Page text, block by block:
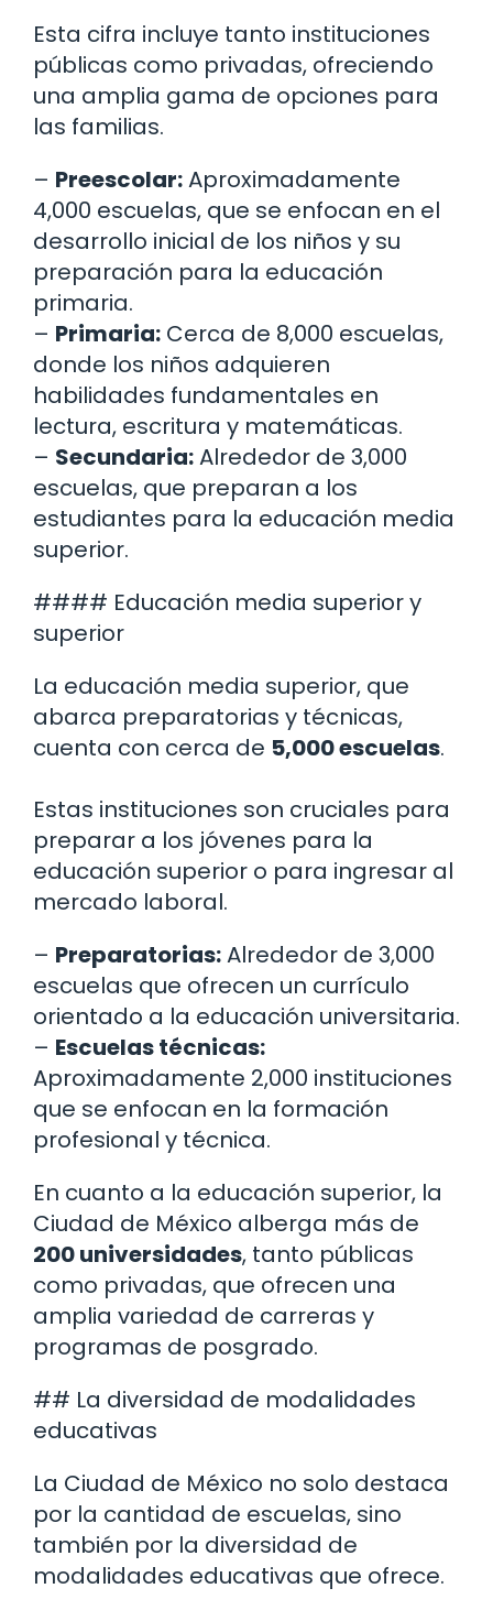
Esta cifra incluye tanto instituciones
públicas como privadas, ofreciendo
una amplia gama de opciones para
las familias.
– Preescolar:Aproximadamente
4,000 escuelas, que se enfocan en el
desarrollo inicial de los niños y su
preparación para la educación
primaria.
– Primaria: Cerca de 8,000 escuelas,
donde los niños adquieren
habilidades fundamentales en
lectura, escritura y matemáticas.
– Secundaria:Alrededor de 3,000
escuelas, que preparan a los
estudiantes para la educación media
superior.
#### Educación media superior y
superior
La educación media superior, que
abarca preparatorias y técnicas,
cuenta con cerca de 5,000 escuelas.
Estas instituciones son cruciales para
preparar a los jóvenes para la
educación superior o para ingresar al
mercado laboral.
– Preparatorias:Alrededor de 3,000
escuelas que ofrecen un currículo
orientado a la educación universitaria.
– Escuelas técnicas:
Aproximadamente 2,000 instituciones
que se enfocan en la formación
profesional y técnica.
En cuanto a la educación superior, la
Ciudad de México alberga más de
200 universidades, tanto públicas
como privadas, que ofrecen una
amplia variedad de carreras y
programas de posgrado.
## La diversidad de modalidades
educativas
La Ciudad de México no solo destaca
por la cantidad de escuelas, sino
también por la diversidad de
modalidades educativas que ofrece.